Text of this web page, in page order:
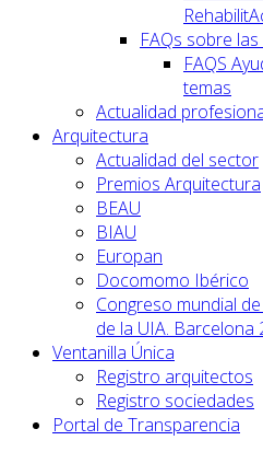
FAQs sobre
FAQS
temas
Actualidad
Arquitectura
Actualidad del sector
Premios Arquitectura
BEAU
BIAU
Europan
Docomomo Ibérico
Congreso mundial
de la UIA. Barcelona
Ventanilla Única
Registro arquitectos
Registro sociedades
Portal de Transparencia